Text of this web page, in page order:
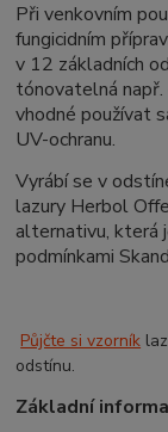
Při venkovním
fungicidním
v 12 základních
tónovatelná
vhodné používat
UV-ochranu.
Vyrábí se v
lazury Herbol
alternativu, která
podmínkami
Půjčte si vzorník
odstínu.
Základní